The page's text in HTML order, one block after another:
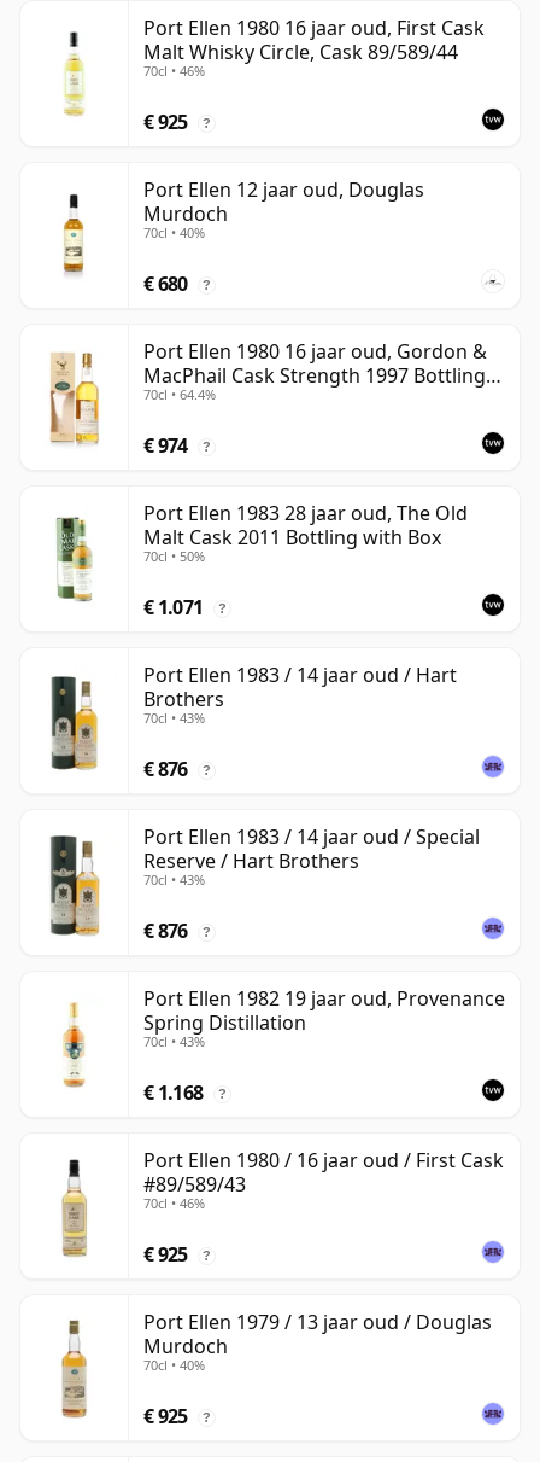
Port Ellen 1980 16 jaar oud, First Cask
Malt Whisky Circle, Cask 89/589/44
70cl • 46%
€ 925 ?
Port Ellen 12 jaar oud, Douglas
Murdoch
70cl • 40%
€ 680 ?
Port Ellen 1980 16 jaar oud, Gordon &
MacPhail Cask Strength 1997 Bottling
with Box
70cl • 64.4%
€ 974 ?
Port Ellen 1983 28 jaar oud, The Old
Malt Cask 2011 Bottling with Box
70cl • 50%
€ 1.071 ?
Port Ellen 1983 / 14 jaar oud / Hart
Brothers
70cl • 43%
€ 876 ?
Port Ellen 1983 / 14 jaar oud / Special
Reserve / Hart Brothers
70cl • 43%
€ 876 ?
Port Ellen 1982 19 jaar oud, Provenance
Spring Distillation
70cl • 43%
€ 1.168 ?
Port Ellen 1980 / 16 jaar oud / First Cask
#89/589/43
70cl • 46%
€ 925 ?
Port Ellen 1979 / 13 jaar oud / Douglas
Murdoch
70cl • 40%
€ 925 ?